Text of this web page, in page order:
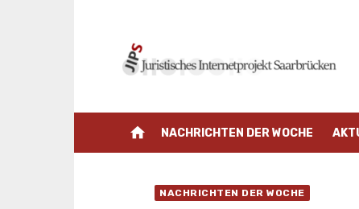
home NACHRICHTEN DER WOCHE
NACHRICHTEN DER WOCHE